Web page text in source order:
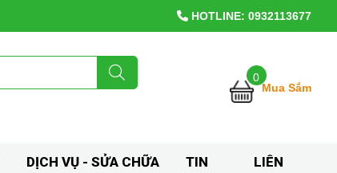
HOTLINE: 0932113677
0
Mua Sắm
DỊCH VỤ - SỬA CHỮA
TIN
LIÊN